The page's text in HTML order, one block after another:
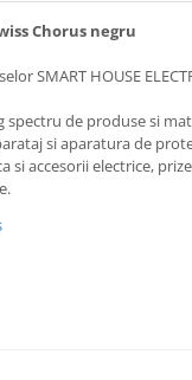
Chorus negru
SMART HOUSE
de produse si
si aparatura de
si accesorii electrice,